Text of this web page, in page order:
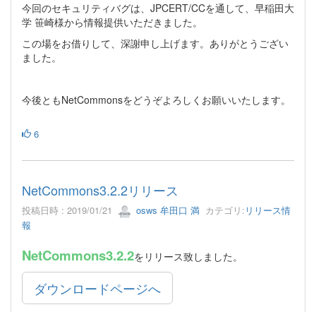
今回のセキュリティバグは、JPCERT/CCを通して、早稲田大
学 笹崎様から情報提供いただきました。
この場をお借りして、深謝申し上げます。ありがとうござい
ました。
今後ともNetCommonsをどうぞよろしくお願いいたします。
6
NetCommons3.2.2リリース
投稿日時 : 2019/01/21 osws 牟田口 満 カテゴリ: リリース情
報
NetCommons3.2.2をリリース致しました。
ダウンロードページへ